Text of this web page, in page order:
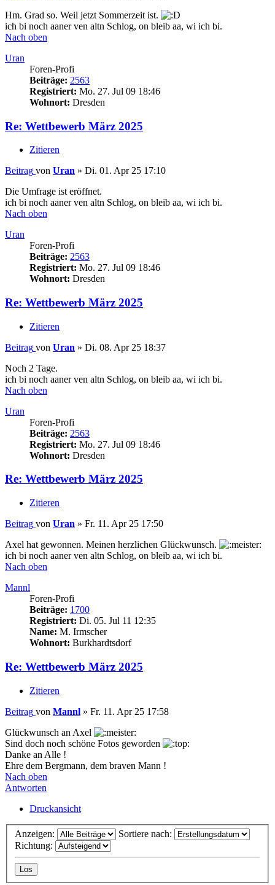
Hm. Grad so. Weil jetzt Sommerzeit ist.
ich bi noch aaner ven altn Schlog, on bleib aa, wi ich bi.
Nach oben
Uran
Foren-Profi
Beiträge: 2563
Registriert: Mo. 27. Jul 09 18:46
Wohnort: Dresden
Re: Wettbewerb März 2025
Zitieren
Beitrag von Uran » Di. 01. Apr 25 17:10
Die Umfrage ist eröffnet.
ich bi noch aaner ven altn Schlog, on bleib aa, wi ich bi.
Nach oben
Uran
Foren-Profi
Beiträge: 2563
Registriert: Mo. 27. Jul 09 18:46
Wohnort: Dresden
Re: Wettbewerb März 2025
Zitieren
Beitrag von Uran » Di. 08. Apr 25 18:37
Noch 2 Tage.
ich bi noch aaner ven altn Schlog, on bleib aa, wi ich bi.
Nach oben
Uran
Foren-Profi
Beiträge: 2563
Registriert: Mo. 27. Jul 09 18:46
Wohnort: Dresden
Re: Wettbewerb März 2025
Zitieren
Beitrag von Uran » Fr. 11. Apr 25 17:50
Axel hat gewonnen. Meinen herzlichen Glückwunsch.
ich bi noch aaner ven altn Schlog, on bleib aa, wi ich bi.
Nach oben
Mannl
Foren-Profi
Beiträge: 1700
Registriert: Di. 05. Jul 11 12:35
Name: M. Irmscher
Wohnort: Burkhardtsdorf
Re: Wettbewerb März 2025
Zitieren
Beitrag von Mannl » Fr. 11. Apr 25 17:58
Glückwunsch an Axel
Sind doch noch schöne Fotos geworden
Danke an Alle !
Ehre dem Bergmann, dem braven Mann !
Nach oben
Antworten
Druckansicht
Anzeigen:
Sortiere nach:
Richtung: